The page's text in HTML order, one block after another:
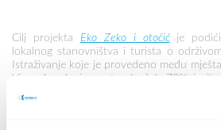
Cilj projekta Eko Zeko i otočićje podići
lokalnog stanovništva i turista o
Istraživanje koje je provedeno među
Visa ukazalo je na to da
čak 70%
otpada koju proizvodi
. Kao jedna od
prepoznata su djeca u dobi od 3 do 7